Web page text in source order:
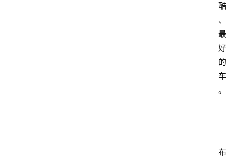
酷
、
最
好
的
车
。
布